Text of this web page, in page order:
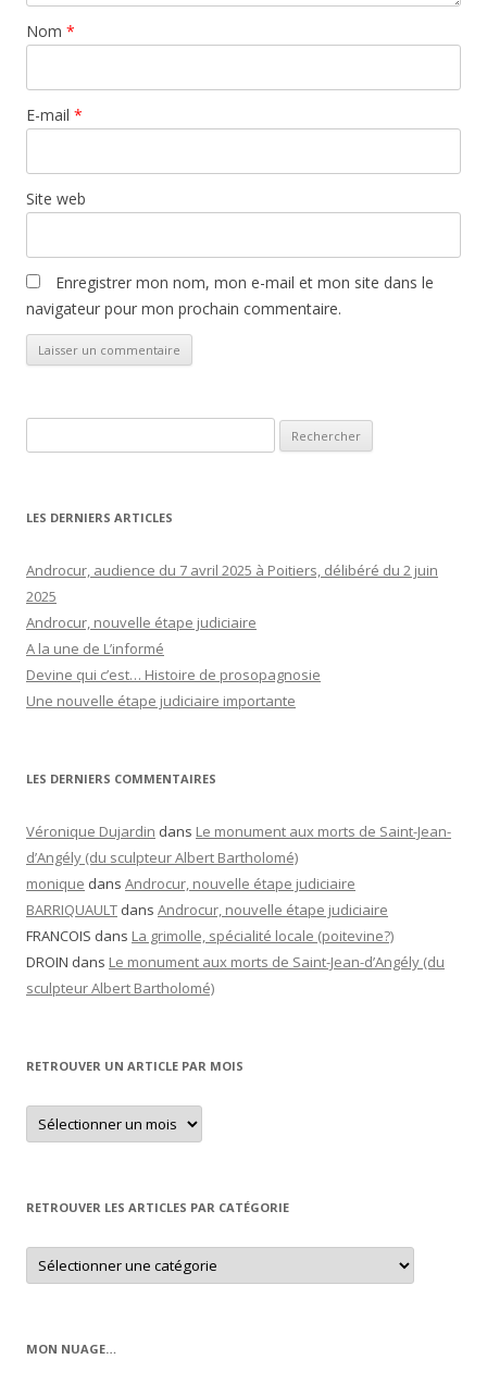
Nom *
E-mail *
Site web
Enregistrer mon nom, mon e-mail et mon site dans le
navigateur pour mon prochain commentaire.
LES DERNIERS ARTICLES
Androcur, audience du 7 avril 2025 à Poitiers, délibéré du 2 juin
2025
Androcur, nouvelle étape judiciaire
A la une de L’informé
Devine qui c’est… Histoire de prosopagnosie
Une nouvelle étape judiciaire importante
LES DERNIERS COMMENTAIRES
Véronique Dujardin dans Le monument aux morts de Saint-Jean-
d’Angély (du sculpteur Albert Bartholomé)
monique dans Androcur, nouvelle étape judiciaire
BARRIQUAULT dans Androcur, nouvelle étape judiciaire
FRANCOIS dans La grimolle, spécialité locale (poitevine?)
DROIN dans Le monument aux morts de Saint-Jean-d’Angély (du
sculpteur Albert Bartholomé)
RETROUVER UN ARTICLE PAR MOIS
Retrouver
un
article
RETROUVER LES ARTICLES PAR CATÉGORIE
Retrouver
les
articles
MON NUAGE…